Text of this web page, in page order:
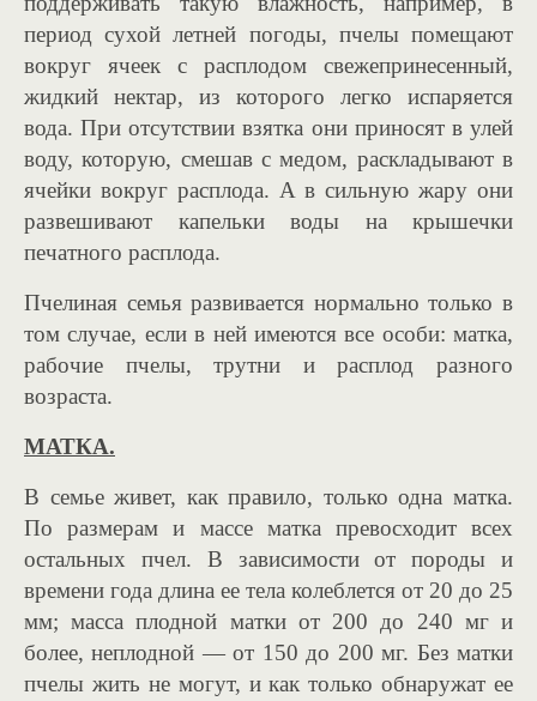
период сухой летней погоды, пчелы помещают
вокруг ячеек с расплодом свежепринесенный,
жидкий нектар, из которого легко испаряется
вода. При отсутствии взятка они приносят в улей
воду, которую, смешав с медом, раскладывают в
ячейки вокруг расплода. А в сильную жару они
развешивают капельки воды на крышечки
печатного расплода.
Пчелиная семья развивается нормально только в
том случае, если в ней имеются все особи: матка,
рабочие пчелы, трутни и расплод разного
возраста.
МАТКА.
В семье живет, как правило, только одна матка.
По размерам и массе матка превосходит всех
остальных пчел. В зависимости от породы и
времени года длина ее тела колеблется от 20 до 25
мм; масса плодной матки от 200 до 240 мг и
более, неплодной — от 150 до 200 мг. Без матки
пчелы жить не могут, и как только обнаружат ее